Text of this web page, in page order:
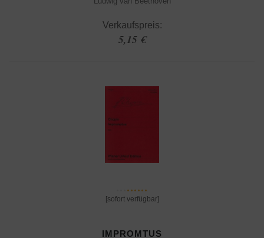
Verkaufspreis:
5,15 €
[sofort verfügbar]
IMPROMTUS